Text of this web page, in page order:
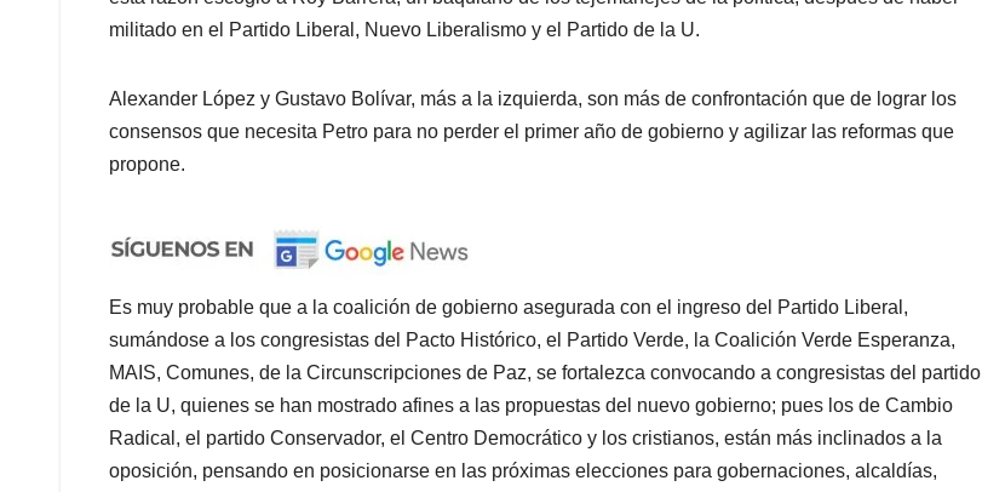
militado en el Partido Liberal, Nuevo Liberalismo y el Partido de la U.
Alexander López y Gustavo Bolívar, más a la izquierda, son más de confrontación que de lograr los
consensos que necesita Petro para no perder el primer año de gobierno y agilizar las reformas que
propone.
Es muy probable que a la coalición de gobierno asegurada con el ingreso del Partido Liberal,
sumándose a los congresistas del Pacto Histórico, el Partido Verde, la Coalición Verde Esperanza,
MAIS, Comunes, de la Circunscripciones de Paz, se fortalezca convocando a congresistas del partido
de la U, quienes se han mostrado afines a las propuestas del nuevo gobierno; pues los de Cambio
Radical, el partido Conservador, el Centro Democrático y los cristianos, están más inclinados a la
oposición, pensando en posicionarse en las próximas elecciones para gobernaciones, alcaldías,